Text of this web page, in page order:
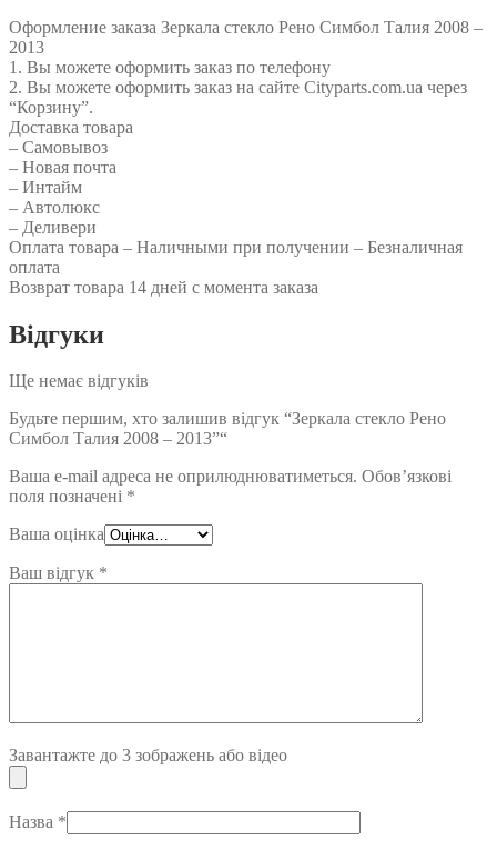
Оформление заказа Зеркала стекло Рено Симбол Талия 2008 –
2013
1. Вы можете оформить заказ по телефону
2. Вы можете оформить заказ на сайте Cityparts.com.ua через
“Корзину”.
Доставка товара
– Самовывоз
– Новая почта
– Интайм
– Автолюкс
– Деливери
Оплата товара – Наличными при получении – Безналичная
оплата
Возврат товара 14 дней с момента заказа
Відгуки
Ще немає відгуків
Будьте першим, хто залишив відгук “Зеркала стекло Рено
Симбол Талия 2008 – 2013”“
Ваша e-mail адреса не оприлюднюватиметься. Обов’язкові
поля позначені *
Ваша оцінка
Ваш відгук *
Завантажте до 3 зображень або відео
Назва *